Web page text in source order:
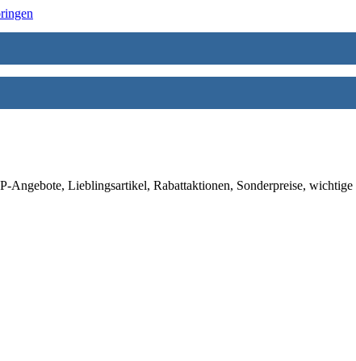
Lieblingsartikel, Rabattaktionen, Sonderpreise,